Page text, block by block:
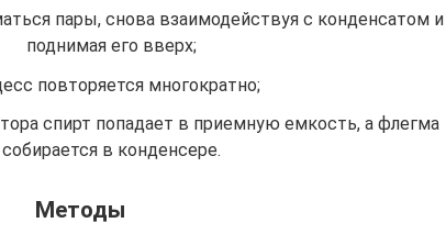
пары, снова взаимодействуя с конденсатом и
поднимая его вверх;
повторяется многократно;
спирт попадает в приемную емкость, а флегма
собирается в конденсере.
Методы